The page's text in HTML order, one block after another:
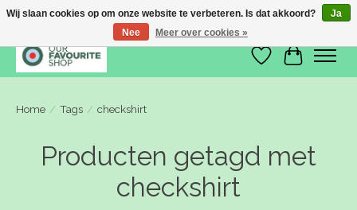
Verlanglijst
Home / Tags / checkshirt
Producten getagd met
checkshirt
Wij slaan cookies op om onze website te verbeteren. Is dat akkoord?
Ja
Nee
Meer over cookies »